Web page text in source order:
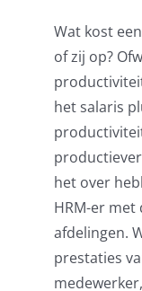
Wat kost
of zij op?
het salaris
het over
HRM-ermet
afdelingen.
prestaties